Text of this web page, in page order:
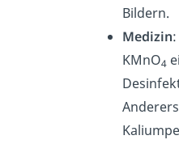
Bildern.
Medizin
KMnO4